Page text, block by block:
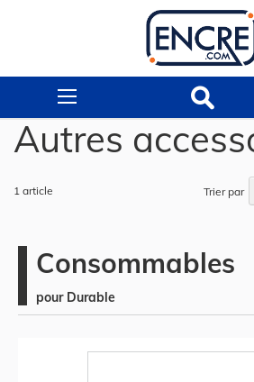
Autres
1 article Trier par
Consommables
pour Durable